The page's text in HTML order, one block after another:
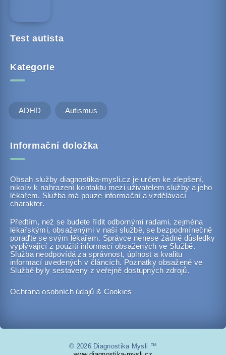
Test autista
Kategorie
ADHD Autismus
Informační doložka
Obsah služby diagnostika-mysli.cz je určen ke zlepšení,
nikoliv k nahrazení kontaktu mezi uživatelem služby a jeho
lékařem. Služba má pouze informační a vzdělávací
charakter.
Předtím, než se budete řídit odbornými radami, zejména
lékařskými, obsaženými v naší službě, se bezpodmínečně
poraďte se svým lékařem. Správce nenese žádné důsledky
vyplývající z použití informací obsažených ve Službě.
Služba neodpovídá za správnost, úplnost a kvalitu
informací uvedených v článcích. Poznatky obsažené ve
Službě byly sestaveny z veřejně dostupných zdrojů.
Ochrana osobních údajů & Cookies
© 2026 Diagnostika Mysli ™